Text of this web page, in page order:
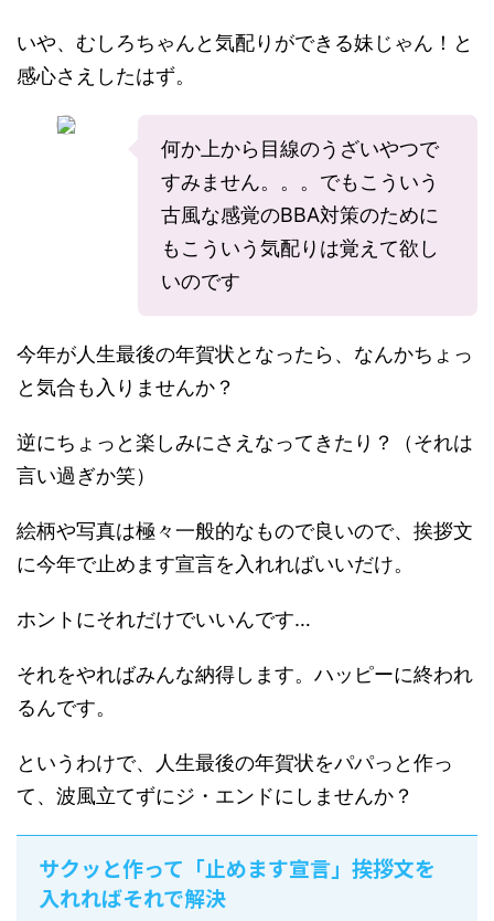
いや、むしろちゃんと気配りができる妹じゃん！と
感心さえしたはず。
何か上から目線のうざいやつで
すみません。。。でもこういう
古風な感覚のBBA対策のために
もこういう気配りは覚えて欲し
いのです
今年が人生最後の年賀状となったら、なんかちょっ
と気合も入りませんか？
逆にちょっと楽しみにさえなってきたり？（それは
言い過ぎか笑）
絵柄や写真は極々一般的なもので良いので、挨拶文
に今年で止めます宣言を入れればいいだけ。
ホントにそれだけでいいんです…
それをやればみんな納得します。ハッピーに終われ
るんです。
というわけで、人生最後の年賀状をパパっと作っ
て、波風立てずにジ・エンドにしませんか？
サクッと作って「止めます宣言」挨拶文を
入れればそれで解決